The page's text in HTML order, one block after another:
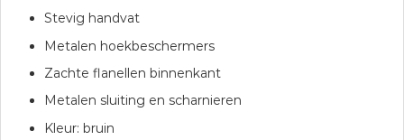
Stevig handvat
Metalen hoekbeschermers
Zachte flanellen binnenkant
Metalen sluiting en scharnieren
Kleur: bruin